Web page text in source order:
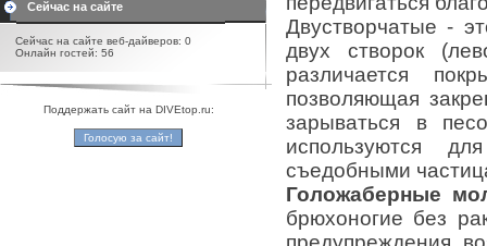
Сейчас на сайте
Сейчас на сайте веб-дайверов: 0
Онлайн гостей: 56
Поддержать сайт на DIVEtop.ru:
Двустворчатые -
двух створок
различается
позволяющая
зарываться в
используются
съедобными
Голожаберные
брюхоногие без